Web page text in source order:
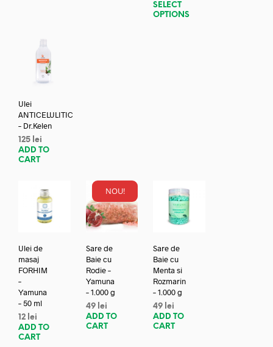
SELECT
OPTIONS
Ulei
ANTICELULITIC
– Dr.Kelen
125 lei
ADD TO
CART
Ulei de
masaj
FORHIM
–
Yamuna
– 50 ml
12 lei
ADD TO
CART
NOU!
Sare de
Baie cu
Rodie –
Yamuna
– 1.000 g
49 lei
ADD TO
CART
Sare de
Baie cu
Menta si
Rozmarin
– 1.000 g
49 lei
ADD TO
CART